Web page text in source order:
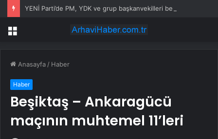
YENİ Parti’de PM, YDK ve grup başkanvekilleri belirlendi
Menü
Anasayfa / Haber
Haber
Beşiktaş – Ankaragücü
maçının muhtemel 11’leri